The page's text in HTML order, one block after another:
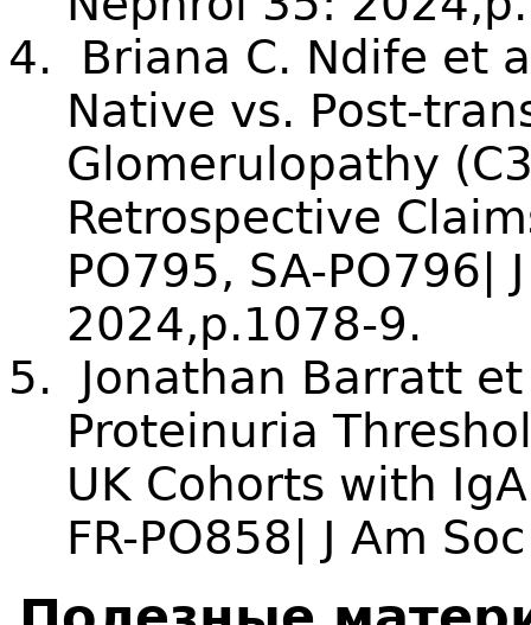
Briana C. Ndife et
Native vs. Post-
Glomerulopathy
Retrospective
PO795, SA-PO796|
2024,p.1078-9.
Jonathan Barratt
Proteinuria
UK Cohorts with
FR-PO858| J Am